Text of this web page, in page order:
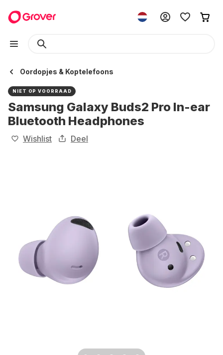
Oordopjes & Koptelefoons
NIET OP VOORRAAD
Samsung Galaxy Buds2 Pro In-ear
Bluetooth Headphones
Wishlist Deel